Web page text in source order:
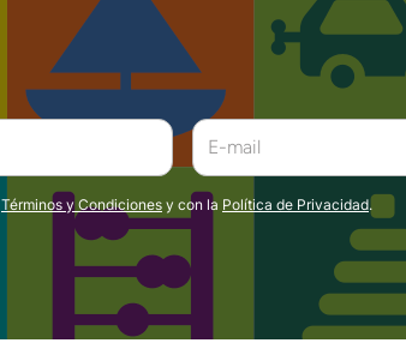
Términos y Condiciones y con la Política de Privacidad.